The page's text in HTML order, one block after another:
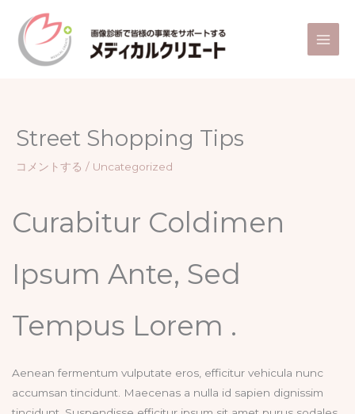
Street Shopping Tips
コメントする / Uncategorized
Curabitur Coldimen
Ipsum Ante, Sed
Tempus Lorem .
Aenean fermentum vulputate eros, efficitur vehicula nunc
accumsan tincidunt. Maecenas a nulla id sapien dignissim